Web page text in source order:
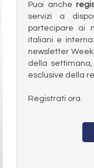
Puoi anche
servizi a
partecipare ai
italiani e
newsletter
della
esclusive della
Registrati ora.